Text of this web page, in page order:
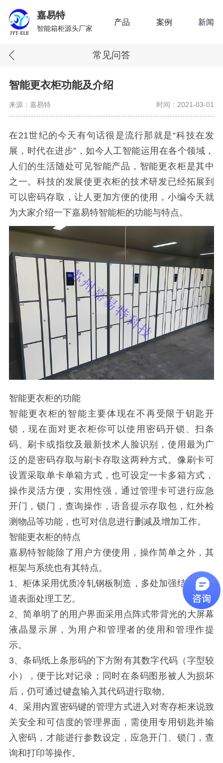
产品 案例 新闻
嘉易特
智能箱柜源头厂家
常见问答
智能更衣柜功能及介绍
来源：嘉易特 时间：2021-03-01
在21世纪的今天有句话很是流行那就是“科技在发
展，时代在进步”，如今人工智能运用在各个领域，
人们的生活随处可见智能产品，智能更衣柜是其中
之一。科技的发展使更衣柜的技术研发已经拓展到
可以密码存取，让人更加方便的使用，小编今天就
为大家介绍一下嘉易特智能柜的功能与特点。
智能更衣柜的功能
智能更衣柜的智能主要体现在不再受限于钥匙开
锁，现在面对更衣柜你可以使用密码开锁、扫条
码、刷卡或指纹及最新技术人脸识别，使用最为广
泛的是密码存取与刷卡存取这两种方式。像刷卡可
设置采取单卡单箱方式，也可设定一卡多箱方式，
操作灵活方便，实用性强，通过管理卡可进行应急
开门，锁门，查询操作，语音提示存取包，红外检
测物品等功能，也可对信息进行删减及增加工作。
智能更衣柜的特点
嘉易特智能除了用户方便使用，操作简单之外，其
框架与系统也有其特点。
1、柜体采用优质冷轧钢板制造，多处加强结构，12
道表面处理工艺。
2、简单明了的用户界面采用点阵式带背光的大屏幕
液晶显示屏，为用户和管理者的使用和管理作提
示。
3、条码纸上条形码的下方附有其数字代码（字型较
小），便于比对记录；同时在条码图形被人为损坏
后，仍可通过键盘输入其代码进行取物。
4、采用内置密码键的管理方式进入对寄存柜来说致
关安全和可信度的管理界面，需使用专用钥匙并输
入密码，才能进行参数设定，应急开门、锁门，查
询和打印等操作。